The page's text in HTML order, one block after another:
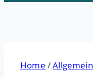
Home /Allgemein